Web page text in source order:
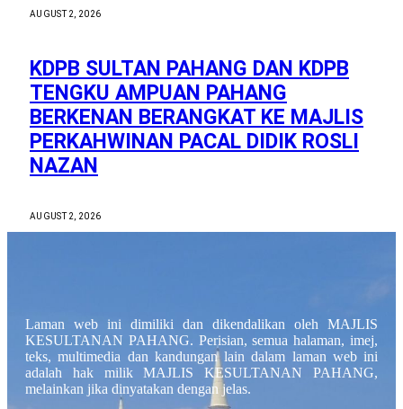
AUGUST 2, 2026
KDPB SULTAN PAHANG DAN KDPB
TENGKU AMPUAN PAHANG
BERKENAN BERANGKAT KE MAJLIS
PERKAHWINAN PACAL DIDIK ROSLI
NAZAN
AUGUST 2, 2026
Laman web ini dimiliki dan dikendalikan oleh MAJLIS
KESULTANAN PAHANG. Perisian, semua halaman, imej,
teks, multimedia dan kandungan lain dalam laman web ini
adalah hak milik MAJLIS KESULTANAN PAHANG,
melainkan jika dinyatakan dengan jelas.